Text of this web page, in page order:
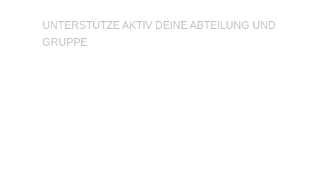
UNTERSTÜTZE AKTIV DEINE ABTEILUNG UND
GRUPPE